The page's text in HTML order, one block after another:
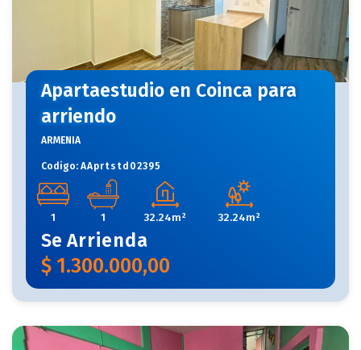
Apartaestudio en Coinca para
arriendo
ARMENIA
Codigo: AAprtstd02395
1 1 32.24m² 32.24m²
Se Arrienda
$ 1.300.000,00